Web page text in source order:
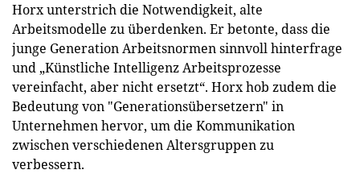
Horx unterstrich die Notwendigkeit, alte
Arbeitsmodelle zu überdenken. Er betonte, dass die
junge Generation Arbeitsnormen sinnvoll hinterfrage
und „Künstliche Intelligenz Arbeitsprozesse
vereinfacht, aber nicht ersetzt“. Horx hob zudem die
Bedeutung von "Generationsübersetzern" in
Unternehmen hervor, um die Kommunikation
zwischen verschiedenen Altersgruppen zu
verbessern.